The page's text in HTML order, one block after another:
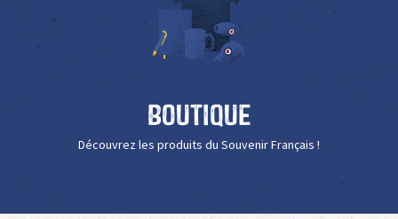
Boutique
Découvrez les produits du Souvenir Français !